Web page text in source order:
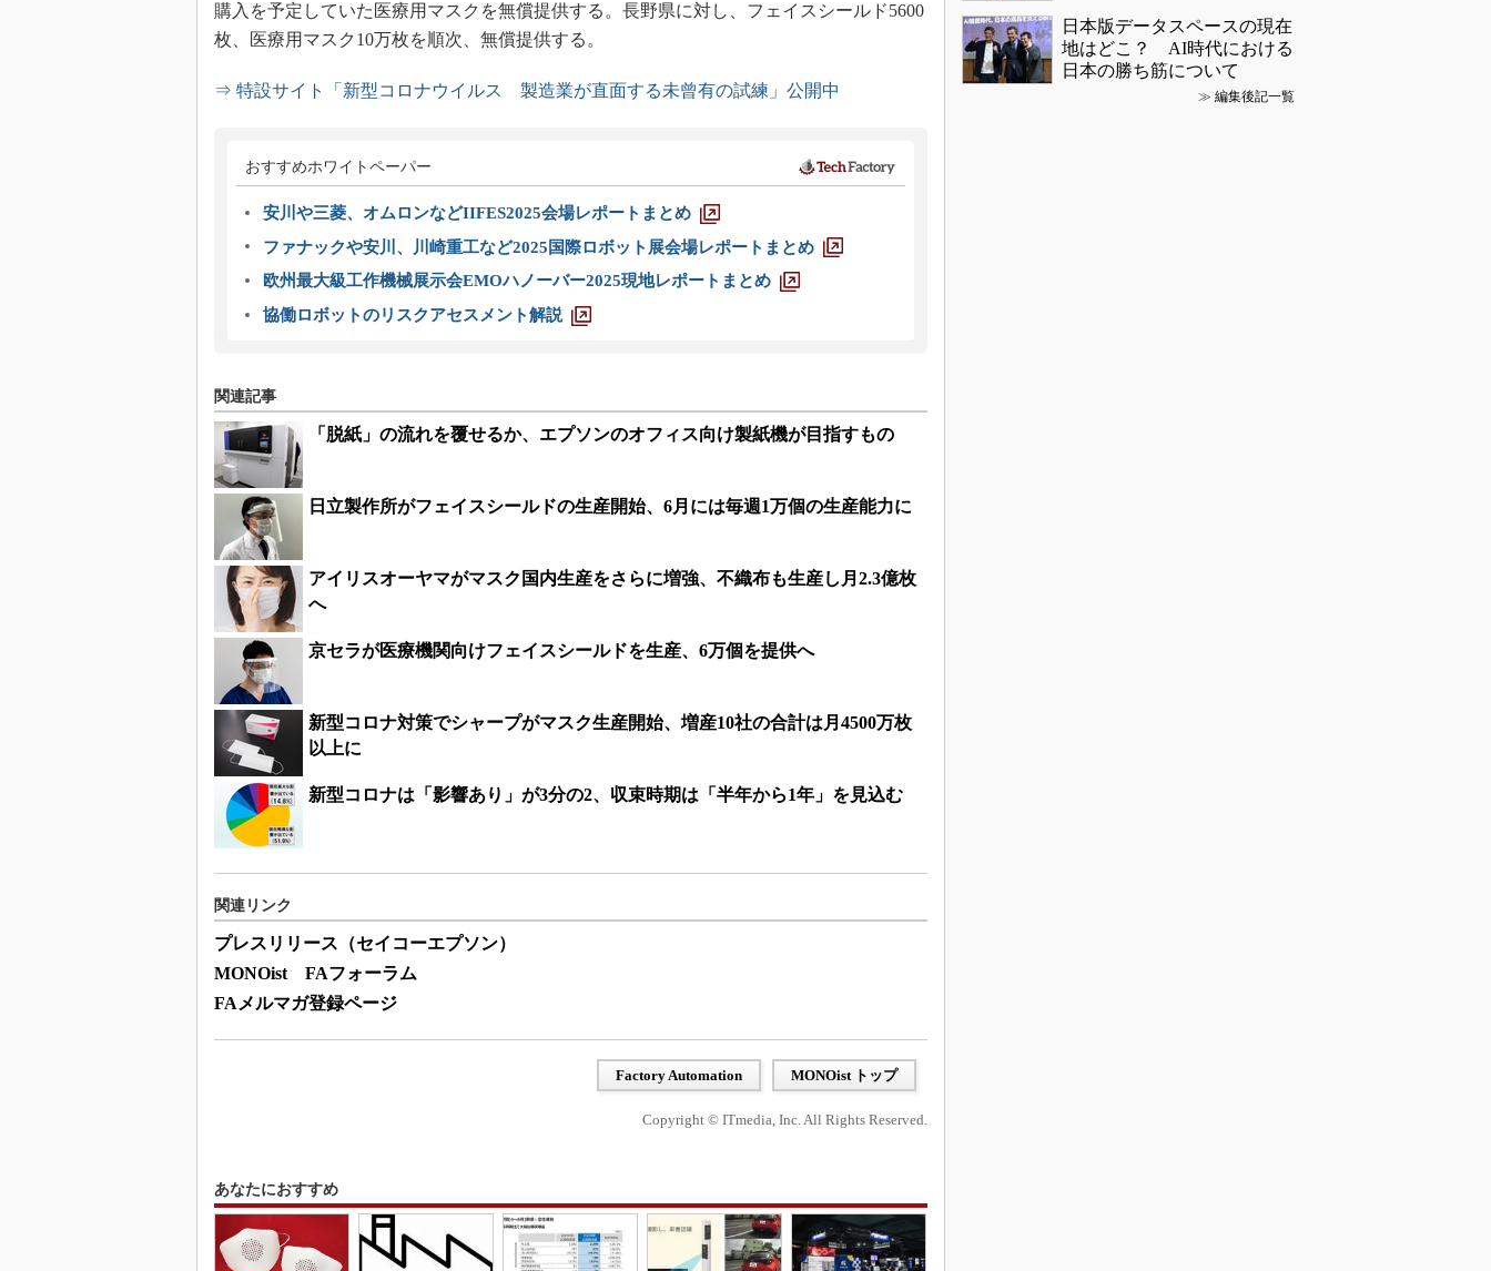
購入を予定していた医療用マスクを無償提供する。長野県に対し、フェイスシールド5600
枚、医療用マスク10万枚を順次、無償提供する。
⇒ 特設サイト「新型コロナウイルス 製造業が直面する未曾有の試練」公開中
おすすめホワイトペーパー
安川や三菱、オムロンなどIIFES2025会場レポートまとめ
ファナックや安川、川崎重工など2025国際ロボット展会場レポートまとめ
欧州最大級工作機械展示会EMOハノーバー2025現地レポートまとめ
協働ロボットのリスクアセスメント解説
関連記事
「脱紙」の流れを覆せるか、エプソンのオフィス向け製紙機が目指すもの
日立製作所がフェイスシールドの生産開始、6月には毎週1万個の生産能力に
アイリスオーヤマがマスク国内生産をさらに増強、不織布も生産し月2.3億枚
へ
京セラが医療機関向けフェイスシールドを生産、6万個を提供へ
新型コロナ対策でシャープがマスク生産開始、増産10社の合計は月4500万枚
以上に
新型コロナは「影響あり」が3分の2、収束時期は「半年から1年」を見込む
関連リンク
プレスリリース（セイコーエプソン）
MONOist FAフォーラム
FAメルマガ登録ページ
Factory Automation MONOist トップ
Copyright © ITmedia, Inc. All Rights Reserved.
あなたにおすすめ
日本版データスペースの現在
地はどこ？ AI時代における
日本の勝ち筋について
≫ 編集後記一覧